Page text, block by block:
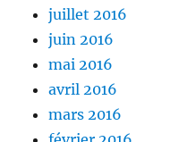
juillet 2016
juin 2016
mai 2016
avril 2016
mars 2016